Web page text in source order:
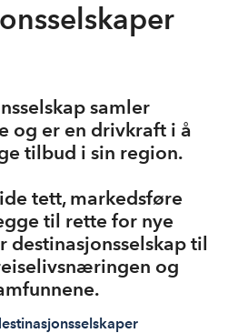
samler
og er en drivkraft i å
tilbud i sin region.
tett, markedsføre
til rette for nye
destinasjonsselskap til
og